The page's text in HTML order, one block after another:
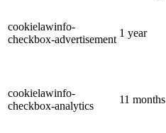
cookielawinfo-
checkbox-advertisement
1 year
cookielawinfo-
checkbox-analytics
11 months